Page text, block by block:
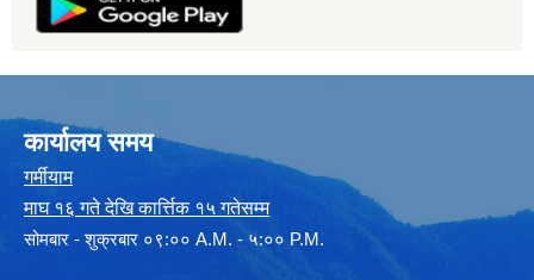
कार्यालय समय
गर्मीयाम
माघ १६ गते देखि कार्त्तिक १५ गतेसम्म
सोमबार - शुक्रबार ०९:०० A.M. - ५:०० P.M.